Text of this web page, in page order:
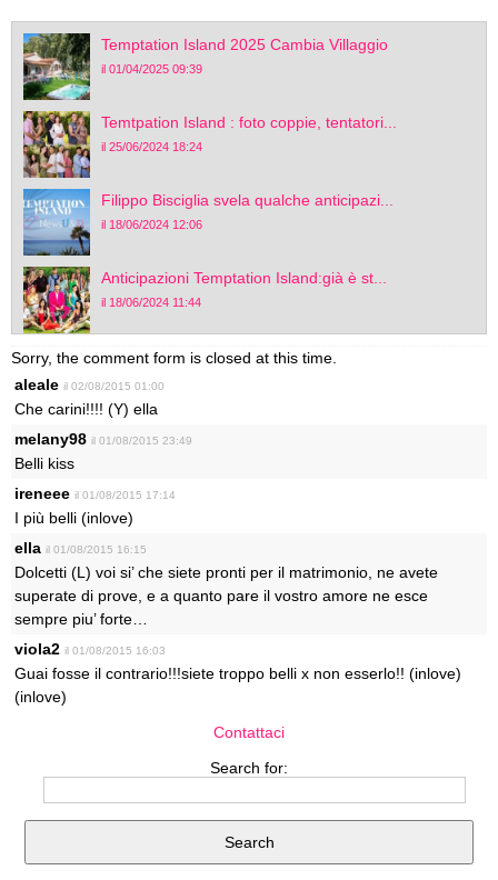
Temptation Island 2025 Cambia Villaggio
il 01/04/2025 09:39
Temtpation Island : foto coppie, tentatori...
il 25/06/2024 18:24
Filippo Bisciglia svela qualche anticipazi...
il 18/06/2024 12:06
Anticipazioni Temptation Island:già è st...
il 18/06/2024 11:44
Sorry, the comment form is closed at this time.
aleale il 02/08/2015 01:00
Che carini!!!! (Y) ella
melany98 il 01/08/2015 23:49
Belli kiss
ireneee il 01/08/2015 17:14
I più belli (inlove)
ella il 01/08/2015 16:15
Dolcetti (L) voi si’ che siete pronti per il matrimonio, ne avete
superate di prove, e a quanto pare il vostro amore ne esce
sempre piu’ forte…
viola2 il 01/08/2015 16:03
Guai fosse il contrario!!!siete troppo belli x non esserlo!! (inlove)
(inlove)
Contattaci
Search for: